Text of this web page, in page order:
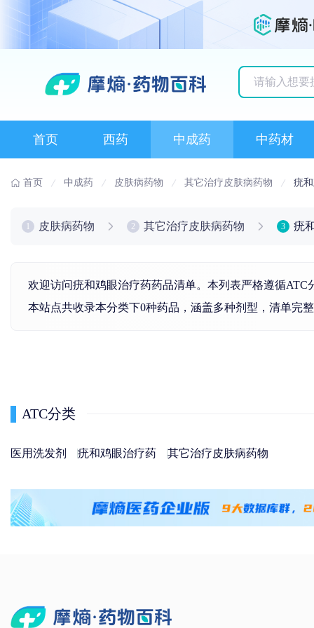
首页 西药 中成药 中药材
首页 中成药 皮肤病药物 其它治疗皮肤病药物 疣
皮肤病药物 2 其它治疗皮肤病药物 3 疣
欢迎访问疣和鸡眼治疗药药品清单。本列表严格遵循
本站点共收录本分类下0种药品，涵盖多种剂型，清单完
ATC分类
医用洗发剂 疣和鸡眼治疗药 其它治疗皮肤病药物